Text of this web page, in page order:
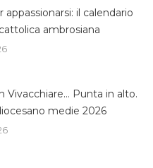
appassionarsi: il calendario
ambrosiana
Vivacchiare… Punta in alto.
medie 2026